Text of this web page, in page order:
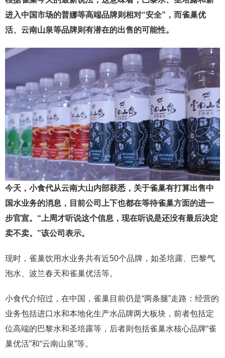
进入中国市场的普娜等高端品牌则相对“安全”，而雀巢优
活、云南山泉等品牌则有潜在的出售的可能性。
今天，小食代从云南大山内部获悉，关于雀巢有打算出售中
国水业务的消息，目前公司上下也都在等待雀巢方面的进一
步官宣。“上周才听说这个信息，现在听说是还没有最后决定
卖不卖。”该公司表示。
现时，雀巢饮用水业务共有近50个品牌，如圣培露、巴黎气
泡水、波兰春天和雀巢优活等。
小食代介绍过，在中国，雀巢目前仍是“两条腿”走路：经营的
业务包括进口水和本地化生产水品牌两大板块，前者包括定
位高端的巴黎水和圣培露等，后者则包括雀巢水核心品牌“雀
巢优活”和“云南山泉”等。